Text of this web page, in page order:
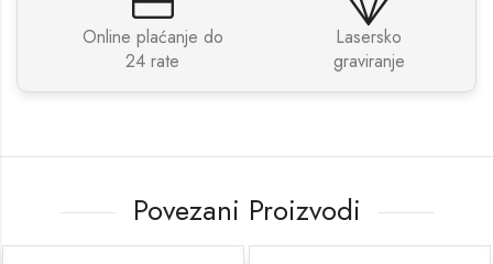
Online plaćanje do
24 rate
Lasersko
graviranje
Povezani Proizvodi